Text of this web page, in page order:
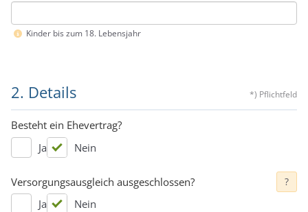
Kinder bis zum 18. Lebensjahr
2. Details *) Pflichtfeld
Besteht ein Ehevertrag?
Ja
Nein
Versorgungsausgleich ausgeschlossen? ?
Ja Nein